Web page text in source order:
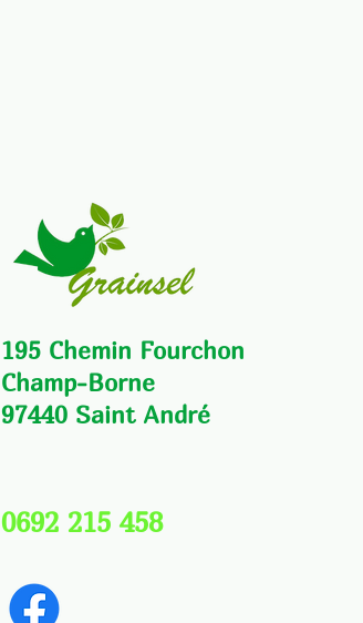
195 Chemin Fourchon
Champ-Borne
97440 Saint André
0692 215 458